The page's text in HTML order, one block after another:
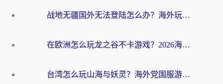
战地无疆国外无法登陆怎么办？海外玩家国服畅玩终极指南（附欧服魔兽EVE加速方案）
在欧洲怎么玩龙之谷不卡游戏？2026海外党国服游戏加速全攻略
台湾怎么玩山海与妖灵？海外党国服游戏加速全攻略，告别延迟卡顿